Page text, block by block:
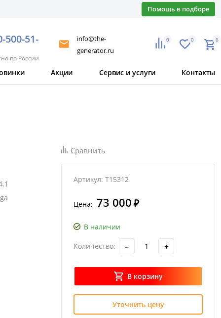
Помощь в подборе
500-51-
по России
info@the-
generator.ru
0 0 0
Акции Сервис и услуги Контакты
Сравнить
Артикул: T15312
Цена: 73 000 ₽
В наличии
Количество: – +
В корзину
Уточнить цену